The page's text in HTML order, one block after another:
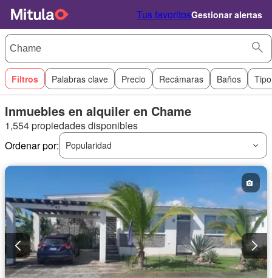
Tus favoritosGestionar alertas
Filtros Palabras clave Precio Recámaras Baños
Inmuebles en alquiler en Chame
1,554 propiedades disponibles
Ordenar por:
Popularidad